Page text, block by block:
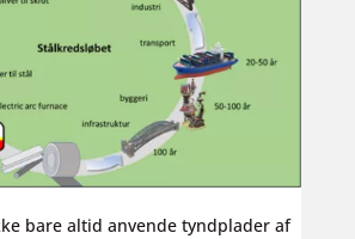
bare altid anvende tyndplader af